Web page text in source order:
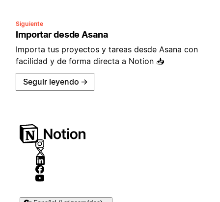
Siguiente
Importar desde Asana
Importa tus proyectos y tareas desde Asana con
facilidad y de forma directa a Notion 📥
Seguir leyendo →